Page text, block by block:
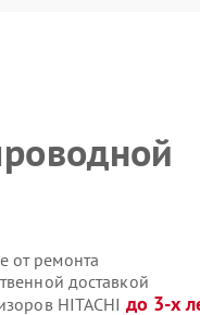
от ремонта
доставкой
HITACHI до 3-х